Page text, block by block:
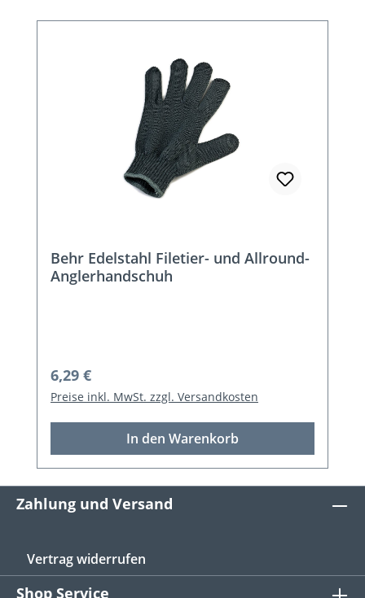
Behr Edelstahl Filetier- und Allround-
Anglerhandschuh
Regulärer Preis:
6,29 €
Preise inkl. MwSt. zzgl. Versandkosten
In den Warenkorb
Zahlung und Versand
Vertrag widerrufen
Shop Service